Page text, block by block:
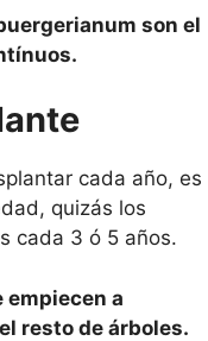
son el
cada año, es
quizás los
cada 3 ó 5 años.
empiecen a
resto de árboles.